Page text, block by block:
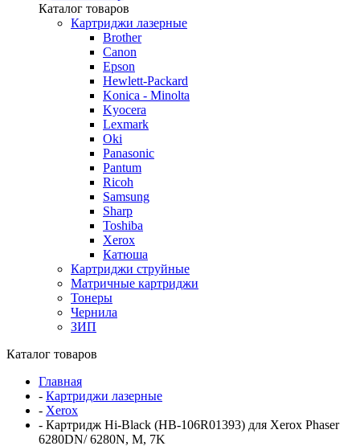
Каталог товаров
Картриджи лазерные
Brother
Canon
Epson
Hewlett-Packard
Konica - Minolta
Kyocera
Lexmark
Oki
Panasonic
Pantum
Ricoh
Samsung
Sharp
Toshiba
Xerox
Катюша
Картриджи струйные
Матричные картриджи
Тонеры
Чернила
ЗИП
Каталог товаров
Главная
- Картриджи лазерные
- Xerox
- Картридж Hi-Black (HB-106R01393) для Xerox Phaser
6280DN/ 6280N, M, 7K